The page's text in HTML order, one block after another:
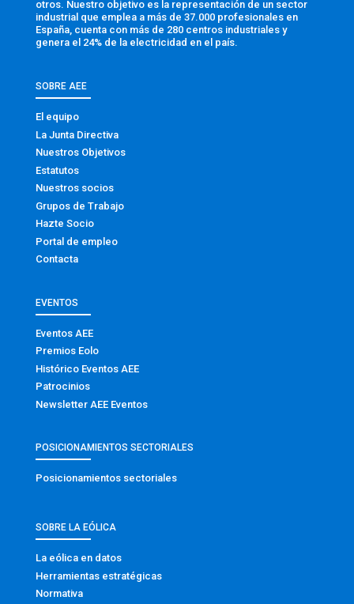
otros. Nuestro objetivo es la representación de un sector
industrial que emplea a más de 37.000 profesionales en
España, cuenta con más de 280 centros industriales y
genera el 24% de la electricidad en el país.
SOBRE AEE
El equipo
La Junta Directiva
Nuestros Objetivos
Estatutos
Nuestros socios
Grupos de Trabajo
Hazte Socio
Portal de empleo
Contacta
EVENTOS
Eventos AEE
Premios Eolo
Histórico Eventos AEE
Patrocinios
Newsletter AEE Eventos
POSICIONAMIENTOS SECTORIALES
Posicionamientos sectoriales
SOBRE LA EÓLICA
La eólica en datos
Herramientas estratégicas
Normativa